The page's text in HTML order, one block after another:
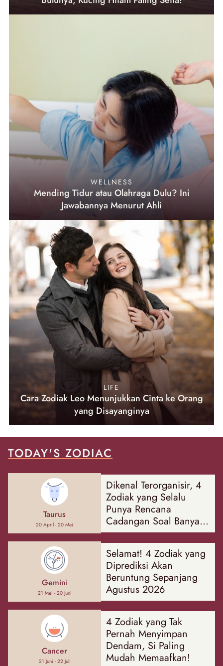
WELLNESS
Mending Tidur atau Olahraga Dulu? Ini
Jawabannya Menurut Ahli
LIFE
Cara Zodiak Leo Menunjukkan Cinta ke Orang
yang Disayanginya
TODAY'S ZODIAC
Taurus
20 April - 20 Mei
Dikenal Terorganisir, 4
Zodiak yang Selalu
Punya Rencana
Cadangan Soal Banyak
Hal
Gemini
21 Mei - 20 Juni
Selamat! 4 Zodiak yang
Diprediksi Akan
Beruntung Sepanjang
Agustus 2026
Cancer
21 Juni - 22 Juli
4 Zodiak yang Tak
Pernah Menyimpan
Dendam, Si Paling
Mudah Memaafkan!